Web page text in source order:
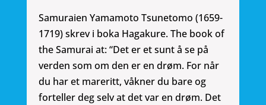
Samuraien Yamamoto Tsunetomo (1659-
1719) skrev i boka Hagakure. The book of
the Samurai at: “Det er et sunt å se på
verden som om den er en drøm. For når
du har et mareritt, våkner du bare og
forteller deg selv at det var en drøm. Det